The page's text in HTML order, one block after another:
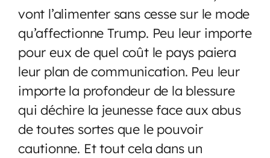
vont l’alimenter sans cesse sur le mode
qu’affectionne Trump. Peu leur importe
pour eux de quel coût le pays paiera
leur plan de communication. Peu leur
importe la profondeur de la blessure
qui déchire la jeunesse face aux abus
de toutes sortes que le pouvoir
cautionne. Et tout cela dans un